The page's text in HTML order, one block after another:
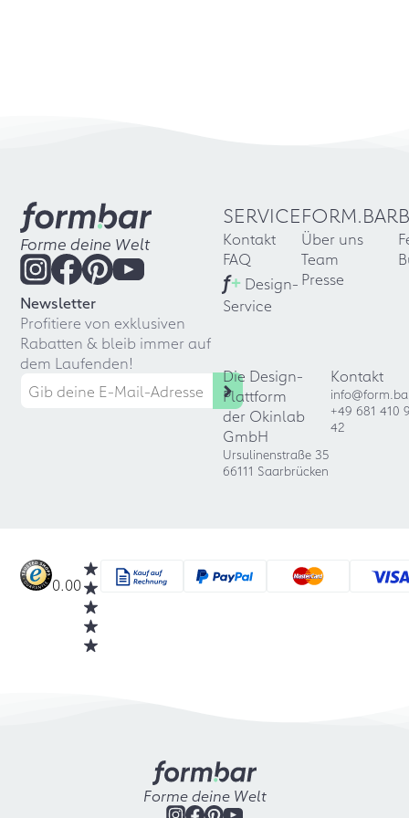
Forme deine Welt
Newsletter
Profitiere von exklusiven
Rabatten & bleib immer auf
dem Laufenden!
SERVICE
Kontakt
FAQ
f+ Design-
Service
FORM.BAR
Über uns
Team
Presse
Die Design-
Plattform
der Okinlab
GmbH
Ursulinenstraße 35
66111 Saarbrücken
Kontakt
+49 681 410
42
0.00
Forme deine Welt